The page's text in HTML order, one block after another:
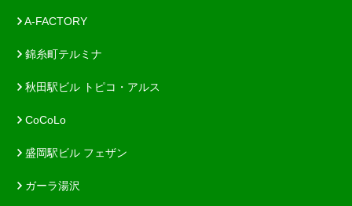
A-FACTORY
錦糸町テルミナ
秋田駅ビル トピコ・アルス
CoCoLo
盛岡駅ビル フェザン
ガーラ湯沢